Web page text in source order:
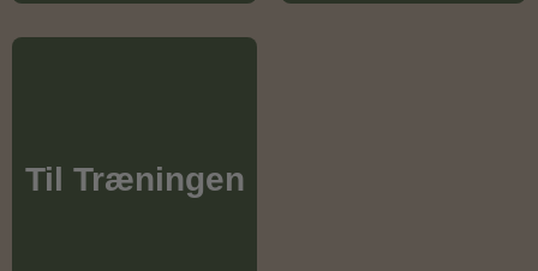
Til Træningen